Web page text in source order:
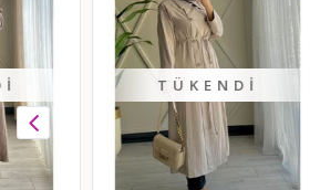
TÜKENDI